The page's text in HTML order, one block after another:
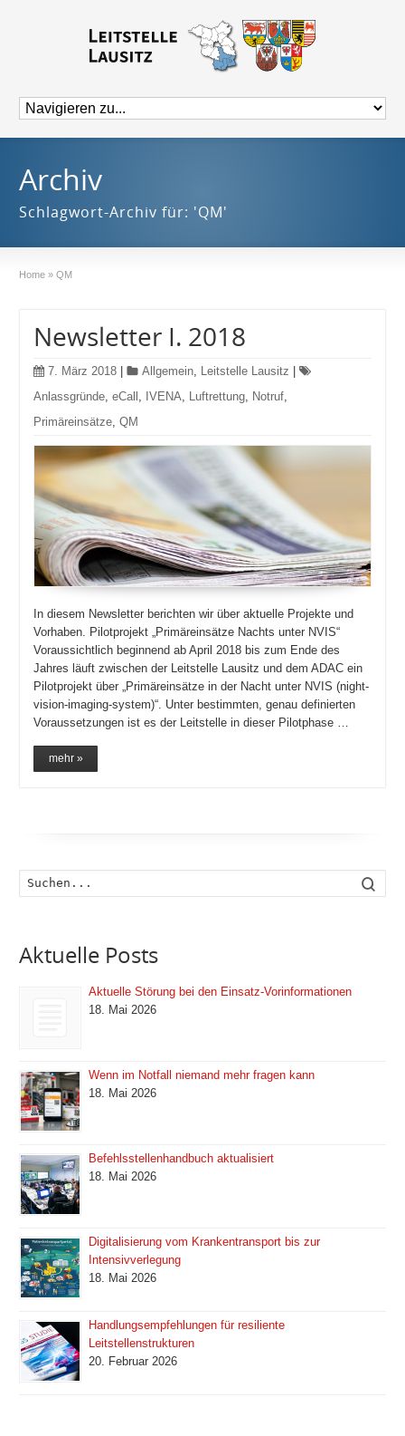
Archiv
Schlagwort-Archiv für: 'QM'
Home » QM
Newsletter I. 2018
7. März 2018 Allgemein, Leitstelle Lausitz
Anlassgründe,eCall , IVENA, Luftrettung, Notruf,
Primäreinsätze,QM
In diesem Newsletter berichten wir über aktuelle Projekte und
Vorhaben. Pilotprojekt „Primäreinsätze Nachts unter NVIS“
Voraussichtlich beginnend ab April 2018 bis zum Ende des
Jahres läuft zwischen der Leitstelle Lausitz und dem ADAC ein
Pilotprojekt über „Primäreinsätze in der Nacht unter NVIS (night-
vision-imaging-system)“. Unter bestimmten, genau definierten
Voraussetzungen ist es der Leitstelle in dieser Pilotphase …
mehr »
Aktuelle Posts
Aktuelle Störung bei den Einsatz-Vorinformationen
18. Mai 2026
Wenn im Notfall niemand mehr fragen kann
18. Mai 2026
Befehlsstellenhandbuch aktualisiert
18. Mai 2026
Digitalisierung vom Krankentransport bis zur
Intensivverlegung
18. Mai 2026
Handlungsempfehlungen für resiliente
Leitstellenstrukturen
20. Februar 2026